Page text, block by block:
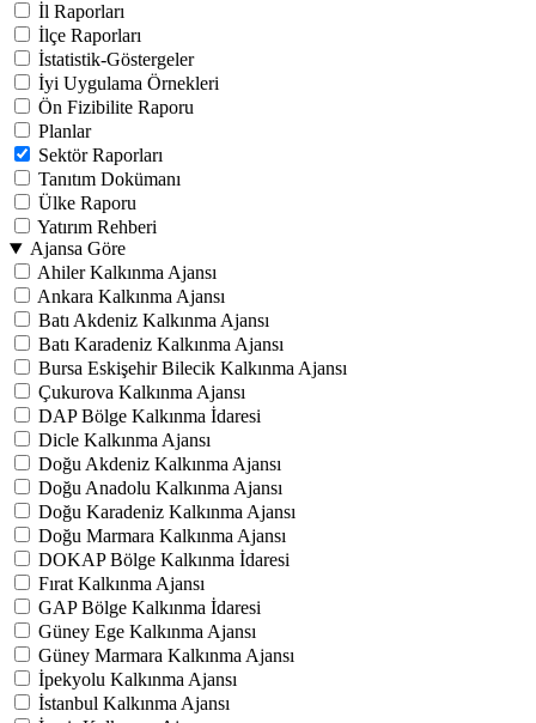
İl Raporları
İlçe Raporları
İstatistik-Göstergeler
İyi Uygulama Örnekleri
Ön Fizibilite Raporu
Planlar
Sektör Raporları
Tanıtım Dokümanı
Ülke Raporu
Yatırım Rehberi
Ajansa Göre
Ahiler Kalkınma Ajansı
Ankara Kalkınma Ajansı
Batı Akdeniz Kalkınma Ajansı
Batı Karadeniz Kalkınma Ajansı
Bursa Eskişehir Bilecik Kalkınma Ajansı
Çukurova Kalkınma Ajansı
DAP Bölge Kalkınma İdaresi
Dicle Kalkınma Ajansı
Doğu Akdeniz Kalkınma Ajansı
Doğu Anadolu Kalkınma Ajansı
Doğu Karadeniz Kalkınma Ajansı
Doğu Marmara Kalkınma Ajansı
DOKAP Bölge Kalkınma İdaresi
Fırat Kalkınma Ajansı
GAP Bölge Kalkınma İdaresi
Güney Ege Kalkınma Ajansı
Güney Marmara Kalkınma Ajansı
İpekyolu Kalkınma Ajansı
İstanbul Kalkınma Ajansı